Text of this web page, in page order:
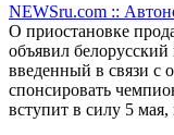
NEWSru.com ::
О приостановке
объявил
введенный в связи с
спонсировать
вступит в силу 5